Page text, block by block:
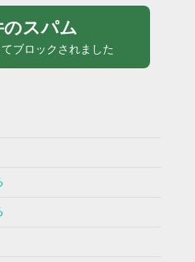
スパム
ブロックされました